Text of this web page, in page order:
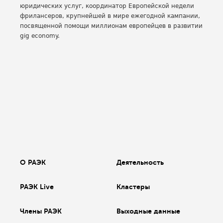
юридических услуг, координатор Европейской недели
фрилансеров, крупнейшей в мире ежегодной кампании,
посвященной помощи миллионам европейцев в развитии
gig economy.
О РАЭК Деятельность
РАЭК Live Кластеры
Члены РАЭК Выходные данные